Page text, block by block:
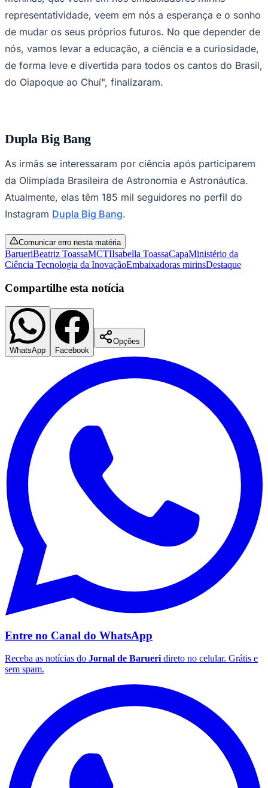
Corinthians
representatividade, veem em nós a esperança e o sonho
de mudar os seus próprios futuros. No que depender de
nós, vamos levar a educação, a ciência e a curiosidade,
de forma leve e divertida para todos os cantos do Brasil,
do Oiapoque ao Chuí", finalizaram.
Dupla Big Bang
As irmãs se interessaram por ciência após participarem
da Olimpíada Brasileira de Astronomia e Astronáutica.
Atualmente, elas têm 185 mil seguidores no perfil do
Instagram Dupla Big Bang.
Comunicar erro nesta matéria
BarueriBeatriz ToassaMCTIIsabella ToassaCapaMinistério da
Ciência Tecnologia da InovaçãoEmbaixadoras mirinsDestaque
Compartilhe esta notícia
WhatsApp Facebook
Opções
Entre no Canal do WhatsApp
Receba as notícias do Jornal de Barueri direto no celular. Grátis e
sem spam.